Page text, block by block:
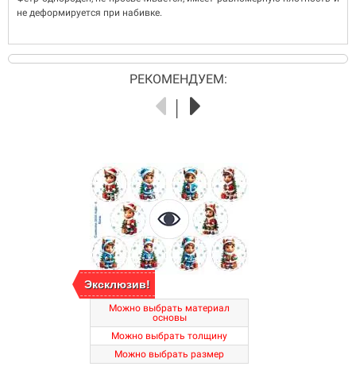
не деформируется при набивке.
РЕКОМЕНДУЕМ:
Эксклюзив!
Можно выбрать материал
основы
Можно выбрать толщину
Можно выбрать размер